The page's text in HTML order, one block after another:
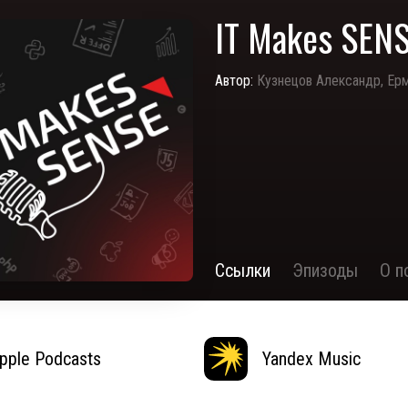
IT Makes
Автор: Кузнецов Александр,
Ссылки Эпизоды О
Podcasts Yandex Music